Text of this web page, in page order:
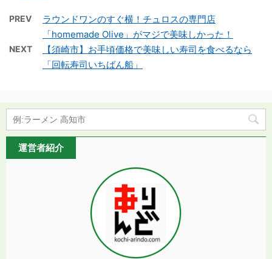
PREV
ラウンドワンのすぐ横！チュロスの専門店
「homemade Olive」がマジで美味しかった！
NEXT
【須崎市】お手頃価格で美味しい寿司を食べるなら
「回転寿司いちばん船」
運営者紹介